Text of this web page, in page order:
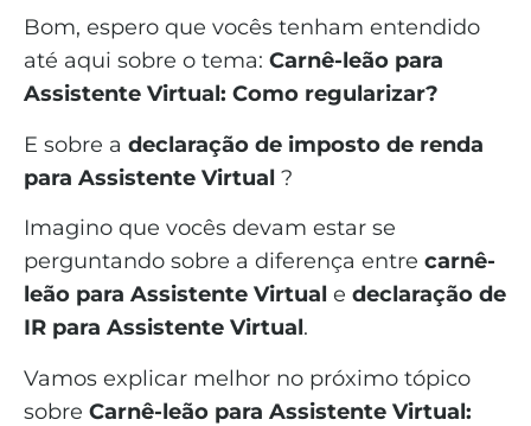
Bom, espero que vocês tenham entendido
até aqui sobre o tema: Carnê-leão para
Assistente Virtual: Como regularizar?
E sobre a declaração de imposto de renda
para Assistente Virtual ?
Imagino que vocês devam estar se
perguntando sobre a diferença entre carnê-
leão para Assistente Virtual e declaração de
IR para Assistente Virtual.
Vamos explicar melhor no próximo tópico
sobre Carnê-leão para Assistente Virtual: